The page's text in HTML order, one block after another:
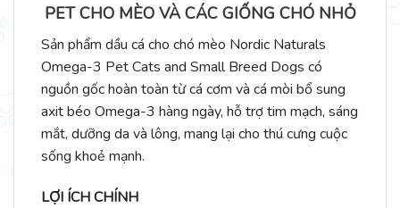
PET CHO MÈO VÀ CÁC GIỐNG CHÓ NHỎ
Sản phẩm dầu cá cho chó mèo Nordic Naturals
Omega-3 Pet Cats and Small Breed Dogs có
nguồn gốc hoàn toàn từ cá cơm và cá mòi bổ sung
axit béo Omega-3 hàng ngày, hỗ trợ tim mạch, sáng
mắt, dưỡng da và lông, mang lại cho thú cưng cuộc
sống khoẻ mạnh.
LỢI ÍCH CHÍNH